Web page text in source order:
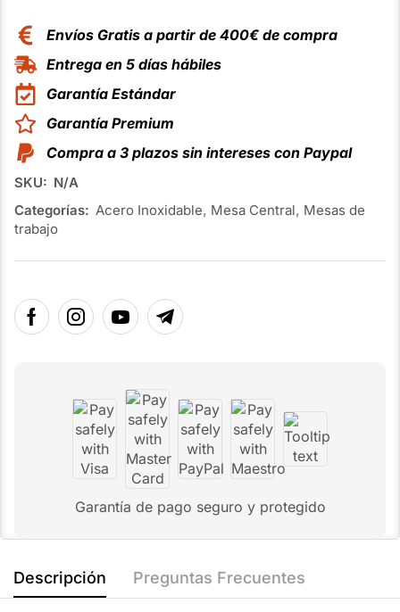
Envíos Gratis a partir de 400€ de compra
Entrega en 5 días hábiles
Garantía Estándar
Garantía Premium
Compra a 3 plazos sin intereses con Paypal
SKU: N/A
Categorías: Acero Inoxidable, Mesa Central, Mesas de
trabajo
Garantía de pago seguro y protegido
Descripción Preguntas Frecuentes